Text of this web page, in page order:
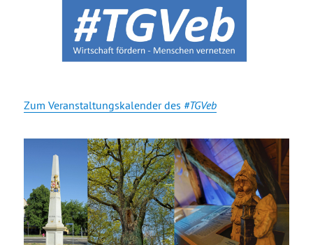
Zum Veranstaltungskalender des #TGVeb